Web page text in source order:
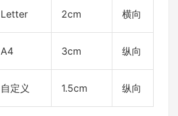
Letter 2cm 横向
A4 3cm 纵向
自定义 1.5cm 纵向